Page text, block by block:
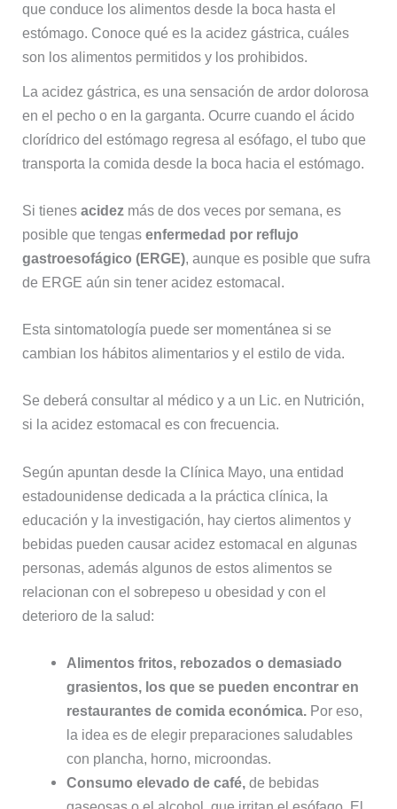
que conduce los alimentos desde la boca hasta el
estómago. Conoce qué es la acidez gástrica, cuáles
son los alimentos permitidos y los prohibidos.
La acidez gástrica, es una sensación de ardor dolorosa
en el pecho o en la garganta. Ocurre cuando el ácido
clorídrico del estómago regresa al esófago, el tubo que
transporta la comida desde la boca hacia el estómago.
Si tienesacidez más de dos veces por semana, es
posible que tengasenfermedad por reflujo
gastroesofágico (ERGE), aunque es posible que sufra
de ERGE aún sin tener acidez estomacal.
Esta sintomatología puede ser momentánea si se
cambian los hábitos alimentarios y el estilo de vida.
Se deberá consultar al médico y a un Lic. en Nutrición,
si la acidez estomacal es con frecuencia.
Según apuntan desde la Clínica Mayo, una entidad
estadounidense dedicada a la práctica clínica, la
educación y la investigación, hay ciertos alimentos y
bebidas pueden causar acidez estomacal en algunas
personas, además algunos de estos alimentos se
relacionan con el sobrepeso u obesidad y con el
deterioro de la salud:
Alimentos fritos, rebozados o demasiado
grasientos, los que se pueden encontrar en
restaurantes de comida económica. Por eso,
la idea es de elegir preparaciones saludables
con plancha, horno, microondas.
Consumo elevado de café,de bebidas